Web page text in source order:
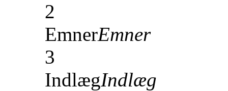
2
EmnerEmner
3
IndlægIndlæg